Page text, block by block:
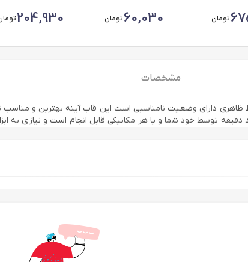
تومان 60,030تومان 204,930
مشخصات
ظاهری دارای وضعیت نامناسبی است این قاب آینه بهترین و
توسط خود شما و یا هر مکانیکی قابل انجام است و نیازی به